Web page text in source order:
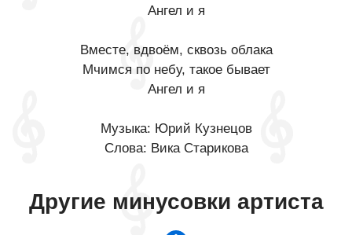
Ангел и я
Вместе, вдвоём, сквозь облака
Мчимся по небу, такое бывает
Ангел и я
Музыка: Юрий Кузнецов
Слова: Вика Старикова
Другие минусовки артиста